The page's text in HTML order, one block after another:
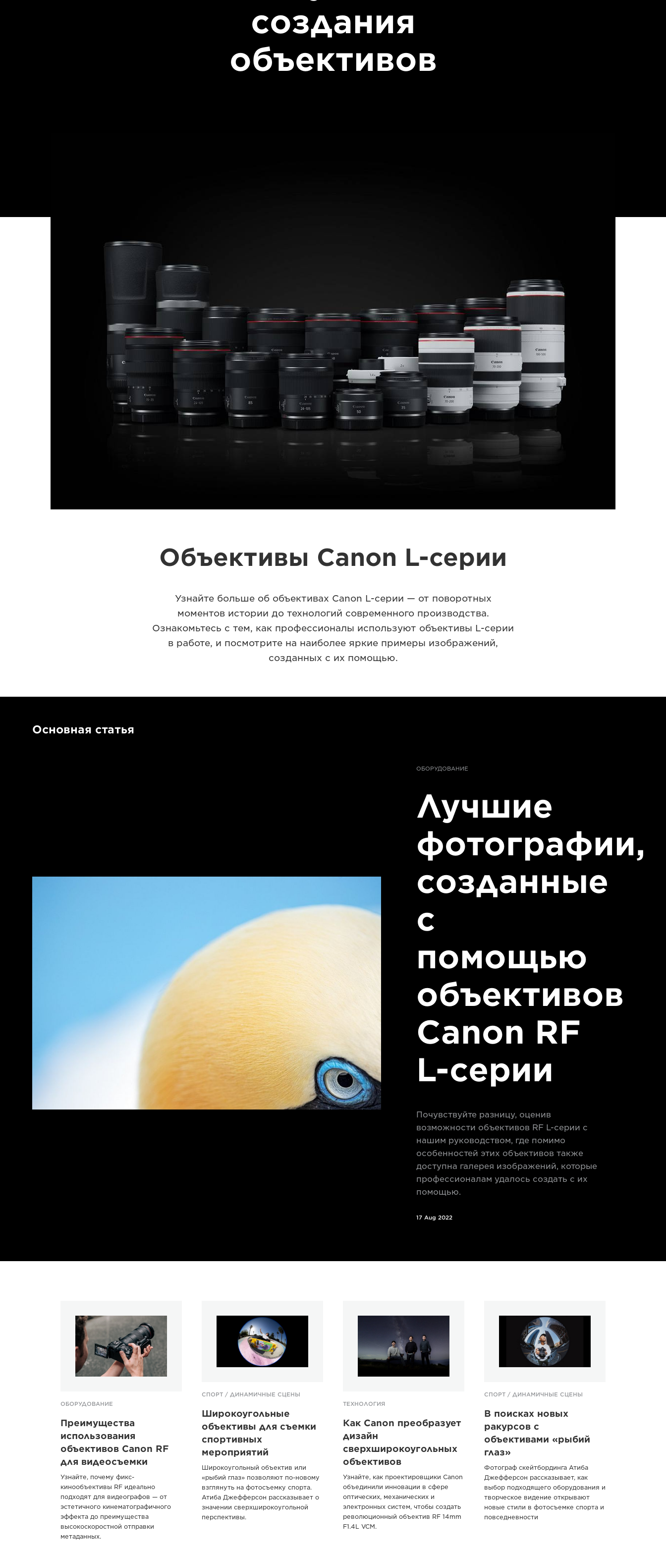
создания
объективов
Объективы Canon L-серии
Узнайте больше об объективах Canon L-серии — от поворотных
моментов истории до технологий современного производства.
Ознакомьтесь с тем, как профессионалы используют объективы L-серии
в работе, и посмотрите на наиболее яркие примеры изображений,
созданных с их помощью.
Основная статья
ОБОРУДОВАНИЕ
Лучшие
фотографии,
созданные
с
помощью
объективов
Canon RF
L-серии
Почувствуйте разницу, оценив
возможности объективов RF L-серии с
нашим руководством, где помимо
особенностей этих объективов также
доступна галерея изображений, которые
профессионалам удалось создать с их
помощью.
17 Aug 2022
ОБОРУДОВАНИЕ
Преимущества
использования
объективов Canon RF
для видеосъемки
Узнайте, почему фикс-
кинообъективы RF идеально
подходят для видеографов — от
эстетичного кинематографичного
эффекта до преимущества
высокоскоростной отправки
метаданных.
СПОРТ / ДИНАМИЧНЫЕ СЦЕНЫ
Широкоугольные
объективы для съемки
спортивных
мероприятий
Широкоугольный объектив или
«рыбий глаз» позволяют по-новому
взглянуть на фотосъемку спорта.
Атиба Джефферсон рассказывает о
значении сверхширокоугольной
перспективы.
ТЕХНОЛОГИЯ
Как Canon преобразует
дизайн
сверхширокоугольных
объективов
Узнайте, как проектировщики Canon
объединили инновации в сфере
оптических, механических и
электронных систем, чтобы создать
революционный объектив RF 14mm
F1.4L VCM.
СПОРТ / ДИНАМИЧНЫЕ СЦЕНЫ
В поисках новых
ракурсов с
объективами «рыбий
глаз»
Фотограф скейтбординга Атиба
Джефферсон рассказывает, как
выбор подходящего оборудования и
творческое видение открывают
новые стили в фотосъемке спорта и
повседневности